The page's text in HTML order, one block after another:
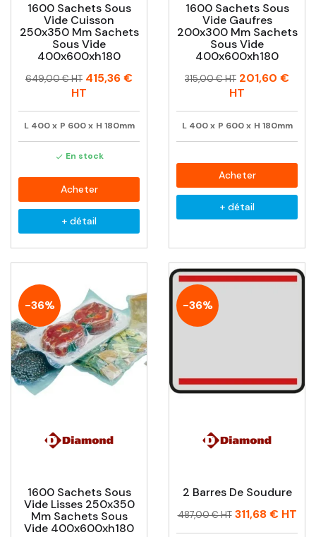
1600 Sachets Sous
Vide Cuisson
250x350 Mm Sachets
Sous Vide
400x600xh180
Prix
Prix
649,00 € HT 415,36 €
HT
L 400 x P 600 x H 180mm
 En stock
Acheter
+ détail
1600 Sachets Sous
Vide Gaufres
200x300 Mm Sachets
Sous Vide
400x600xh180
Prix
Prix
315,00 € HT 201,60 €
HT
L 400 x P 600 x H 180mm
Acheter
+ détail
-36%
1600 Sachets Sous
Vide Lisses 250x350
Mm Sachets Sous
Vide 400x600xh180
-36%
2 Barres De Soudure
Prix
Prix
487,00 € HT 311,68 €HT